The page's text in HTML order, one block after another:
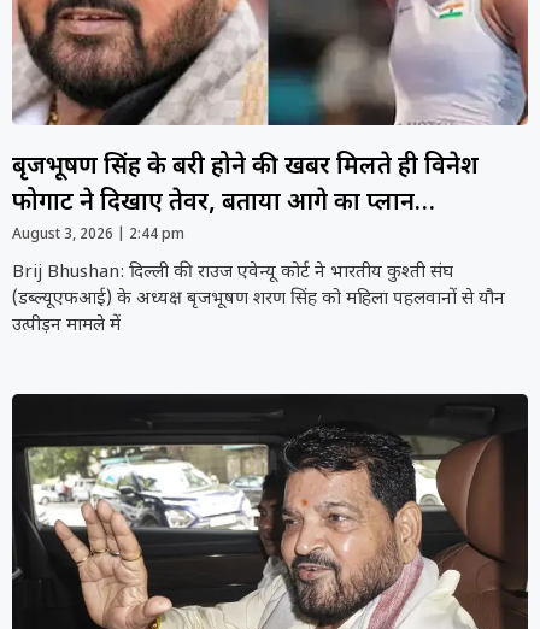
बृजभूषण सिंह के बरी होने की खबर मिलते ही विनेश
फोगाट ने दिखाए तेवर, बताया आगे का प्लान…
August 3, 2026 2:44 pm
Brij Bhushan: दिल्ली की राउज एवेन्यू कोर्ट ने भारतीय कुश्ती संघ
(डब्ल्यूएफआई) के अध्यक्ष बृजभूषण शरण सिंह को महिला पहलवानों से यौन
उत्पीड़न मामले में